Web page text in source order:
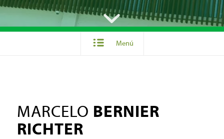
Menú
MARCELO BERNIER
RICHTER